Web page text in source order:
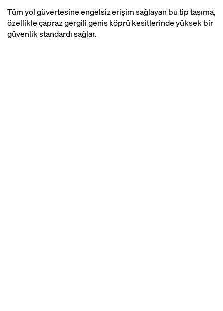
Tüm yol güvertesine engelsiz erişim sağlayan bu tip taşıma,
özellikle çapraz gergili geniş köprü kesitlerinde yüksek bir
güvenlik standardı sağlar.